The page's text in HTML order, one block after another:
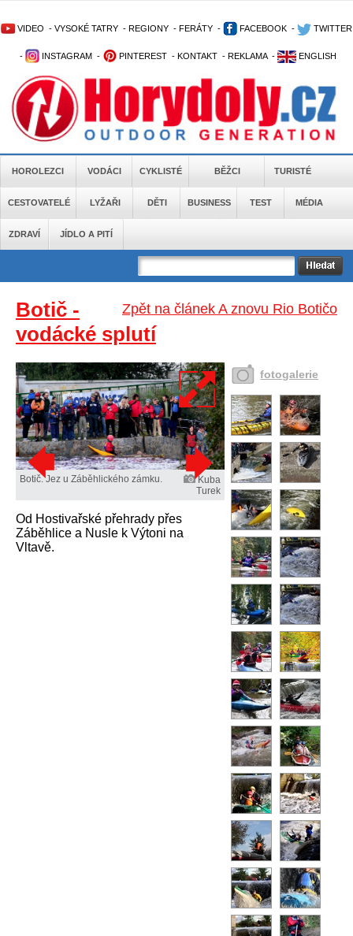
VIDEO - VYSOKÉ TATRY - REGIONY - FERÁTY - FACEBOOK - TWITTER
- INSTAGRAM - PINTEREST - KONTAKT - REKLAMA - ENGLISH
HOROLEZCI VODÁCI CYKLISTÉ BĚŽCI TURISTÉ
CESTOVATELÉ LYŽAŘI DĚTI BUSINESS TEST MÉDIA
ZDRAVÍ JÍDLO A PITÍ
Zpět na článek A znovu Rio Botičo
Botič -
vodácké splutí
Botič. Jez u Záběhlického zámku.
Kuba
Turek
Od Hostivařské přehrady přes
Záběhlice a Nusle k Výtoni na
Vltavě.
fotogalerie